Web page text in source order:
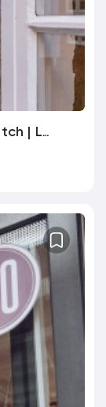
Jiemao Lashes & Brows | Shoreditch | Lash Lift, Lash Extensions London